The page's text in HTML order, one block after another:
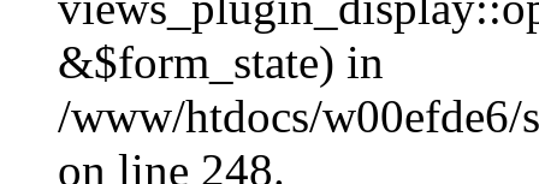
&$form_state) in
/www/htdocs/w00efde6/
on line 248.